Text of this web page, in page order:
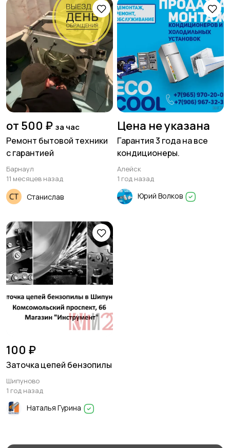
от 500 ₽ за час
Ремонт бытовой техники
с гарантией
Барнаул
11 месяцев назад
Станислав
Цена не указана
Гарантия 3 года на все
кондиционеры.
Алейск
1 год назад
Юрий Волков
100 ₽
Заточка цепей бензопилы
Шипуново
1 год назад
Наталья Гурина